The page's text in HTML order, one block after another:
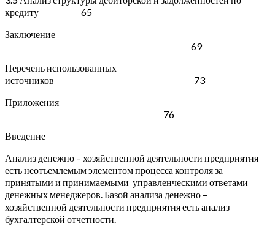
кредиту 65
Заключение
69
Перечень использованных
источников 73
Приложения
76
Введение
Анализ денежно – хозяйственной деятельности предприятия
есть неотъемлемым элементом процесса контроля за
принятыми и принимаемыми управленческими ответами
денежных менеджеров. Базой анализа денежно –
хозяйственной деятельности предприятия есть анализ
бухгалтерской отчетности.